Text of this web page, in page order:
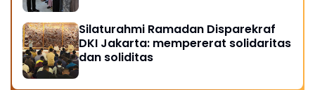
Silaturahmi Ramadan Disparekraf
DKI Jakarta: mempererat solidaritas
dan soliditas